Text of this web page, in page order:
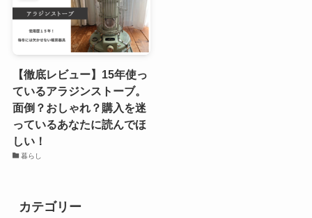
【徹底レビュー】15年使っ
ているアラジンストーブ。
面倒？おしゃれ？購入を迷
っているあなたに読んでほ
しい！
暮らし
カテゴリー